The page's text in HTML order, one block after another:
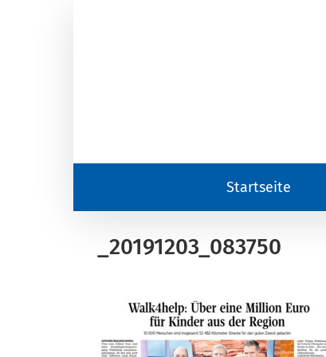
Startseite
_20191203_083750